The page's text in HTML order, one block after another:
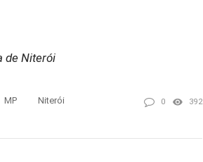
de Niterói
MP
Niterói
0 392